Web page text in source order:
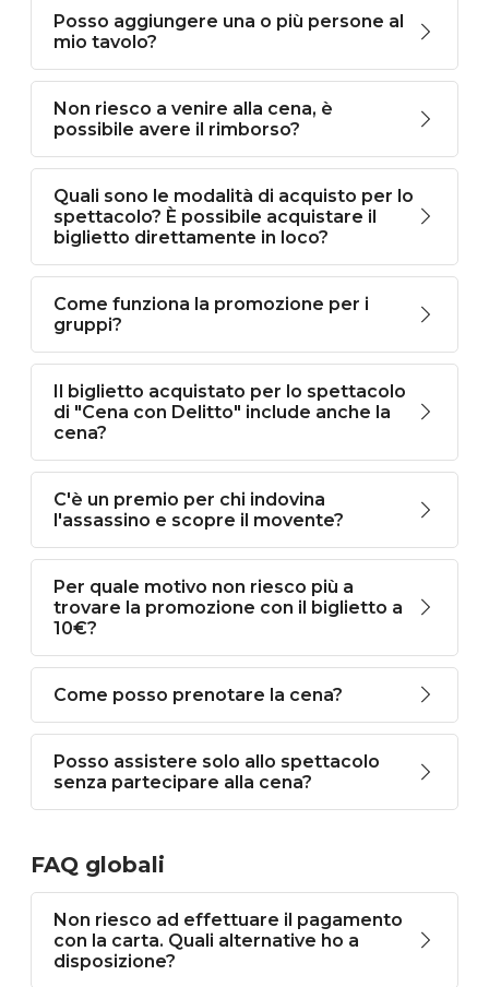
Posso aggiungere una o più persone al
mio tavolo?
Non riesco a venire alla cena, è
possibile avere il rimborso?
Quali sono le modalità di acquisto per lo
spettacolo? È possibile acquistare il
biglietto direttamente in loco?
Come funziona la promozione per i
gruppi?
Il biglietto acquistato per lo spettacolo
di "Cena con Delitto" include anche la
cena?
C'è un premio per chi indovina
l'assassino e scopre il movente?
Per quale motivo non riesco più a
trovare la promozione con il biglietto a
10€?
Come posso prenotare la cena?
Posso assistere solo allo spettacolo
senza partecipare alla cena?
FAQ globali
Non riesco ad effettuare il pagamento
con la carta. Quali alternative ho a
disposizione?